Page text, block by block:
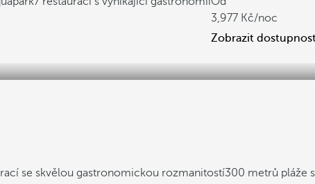
3,977
/noc
Zobrazit
se skvělou gastronomickou rozmanitostí300 metrů pláže